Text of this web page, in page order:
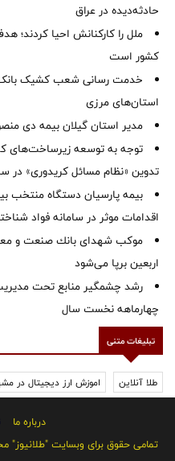
حادثه‌دیده در عراق
ملل را کارکنانش احیا
کشور است
خدمت رسانی شعب کشیک بانک
استان‌‌های مرزی
‌مدیر استان گیلان بیمه دی
توجه به توسعه زیرساخت‌های
تدوین «نظام مسائل کریدوری» در
بیمه پارسیان دستگاه منتخب
اقدامات موثر در سامانه فواد
موكب شهدای بانك صنعت و
اربعین برپا می‌شود
رشد چشمگیر منابع تحت
چهارماهه نخست سال
تبلیغات متنی
طلا آنلاین اموزش ارز دیجیتال در
درباره ما
تمامی حقوق برای وبسایت "طلانیوز"